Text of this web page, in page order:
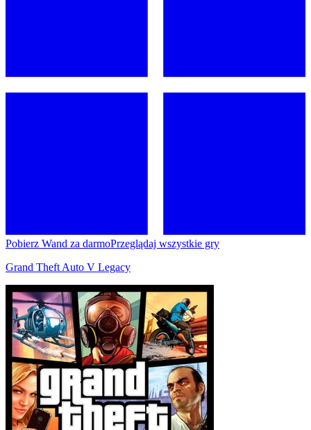
Pobierz Wand za darmoPrzeglądaj wszystkie gry
Grand Theft Auto V Legacy